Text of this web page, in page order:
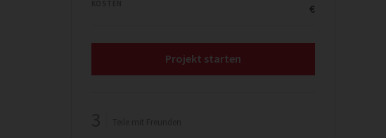
€
Projekt starten